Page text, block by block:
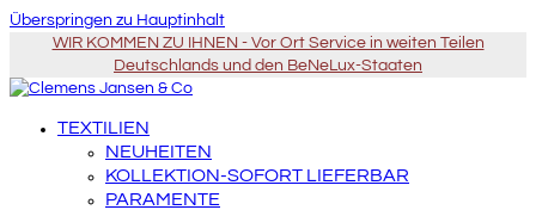
Überspringen zu Hauptinhalt
WIR KOMMEN ZU IHNEN - Vor Ort Service in weiten Teilen
Deutschlands und den BeNeLux-Staaten
TEXTILIEN
NEUHEITEN
KOLLEKTION-SOFORT LIEFERBAR
PARAMENTE